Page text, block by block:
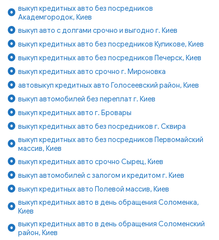
выкуп кредитных авто без посредников
Академгородок, Киев
выкуп авто с долгами срочно и выгодно г. Киев
выкуп кредитных авто без посредников Куликове, Киев
выкуп кредитных авто без посредников Печерск, Киев
выкуп кредитных авто срочно г. Мироновка
автовыкуп кредитных авто Голосеевский район, Киев
выкуп автомобилей без переплат г. Киев
выкуп кредитных авто г. Бровары
выкуп кредитных авто без посредников г. Сквира
выкуп кредитных авто без посредников Первомайский
массив, Киев
выкуп кредитных авто срочно Сырец, Киев
выкуп автомобилей с залогом и кредитом г. Киев
выкуп кредитных авто Полевой массив, Киев
выкуп кредитных авто в день обращения Соломенка,
Киев
выкуп кредитных авто в день обращения Соломенский
район, Киев